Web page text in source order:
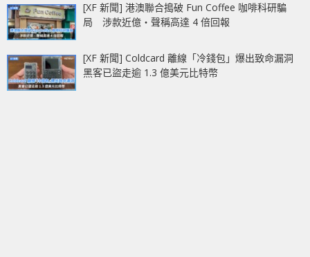
[XF 新聞] 港澳聯合搗破 Fun Coffee 咖啡科研騙
局 涉款近億‧聲稱高達 4 倍回報
[XF 新聞] Coldcard 離線「冷錢包」爆出致命漏洞
黑客已盜走逾 1.3 億美元比特幣